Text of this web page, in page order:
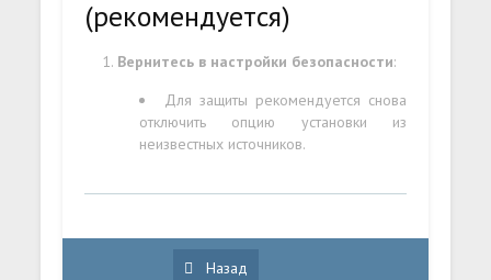
(рекомендуется)
Вернитесь в настройки безопасности:
Для защиты рекомендуется снова
отключить опцию установки из
неизвестных источников.
Назад